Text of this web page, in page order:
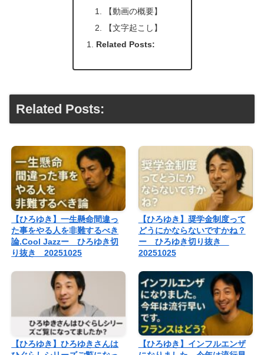
【動画の概要】
【文字起こし】
Related Posts:
Related Posts:
【ひろゆき】一生懸命間違っ
た事をやる人を非難するべき
論.Cool Jazzー ひろゆき切
り抜き 20251025
【ひろゆき】奨学金制度って
どうにかならないですかね？
ー ひろゆき切り抜き
20251025
【ひろゆき】ひろゆきさんは
【ひろゆき】インフルエンザ